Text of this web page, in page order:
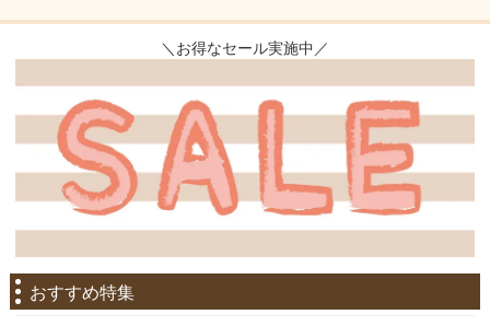
＼お得なセール実施中／
おすすめ特集